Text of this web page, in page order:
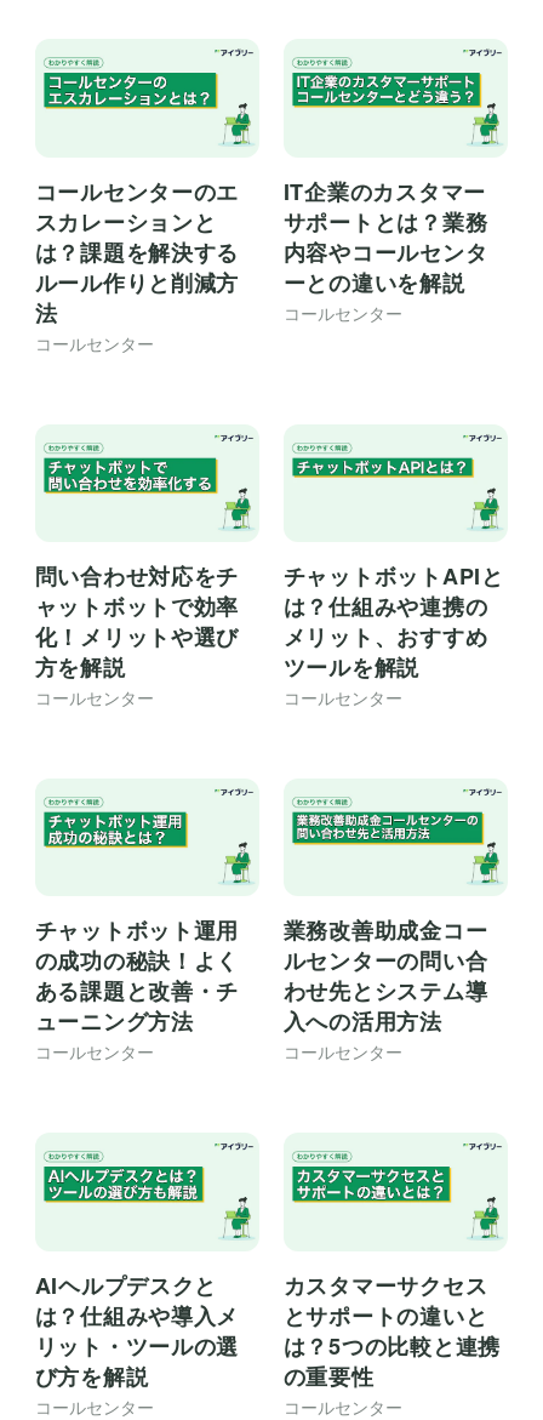
コールセンターのエ
スカレーションと
は？課題を解決する
ルール作りと削減方
法
コールセンター
IT企業のカスタマー
サポートとは？業務
内容やコールセンタ
ーとの違いを解説
コールセンター
問い合わせ対応をチ
ャットボットで効率
化！メリットや選び
方を解説
コールセンター
チャットボットAPIと
は？仕組みや連携の
メリット、おすすめ
ツールを解説
コールセンター
チャットボット運用
の成功の秘訣！よく
ある課題と改善・チ
ューニング方法
コールセンター
業務改善助成金コー
ルセンターの問い合
わせ先とシステム導
入への活用方法
コールセンター
AIヘルプデスクと
は？仕組みや導入メ
リット・ツールの選
び方を解説
コールセンター
カスタマーサクセス
とサポートの違いと
は？5つの比較と連携
の重要性
コールセンター